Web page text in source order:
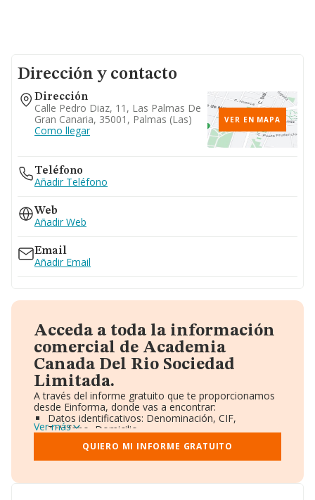
Dirección y contacto
Dirección
Calle Pedro Diaz, 11, Las Palmas De
Gran Canaria, 35001, Palmas (las)
Como llegar
VER EN MAPA
Teléfono
Añadir Teléfono
Web
Añadir Web
Email
Añadir Email
Acceda a toda la información
comercial de Academia
Canada Del Rio Sociedad
Limitada.
A través del informe gratuito que te proporcionamos
desde Einforma, donde vas a encontrar:
Datos identificativos: Denominación, CIF,
Teléfono, Domicilio.
Informe Mercantil Completo (BORME).
Gráficos de Evolución Ventas y Empleados.
Consejo de Administración y Administradores.
Accionistas.
Ver más
QUIERO MI INFORME GRATUITO